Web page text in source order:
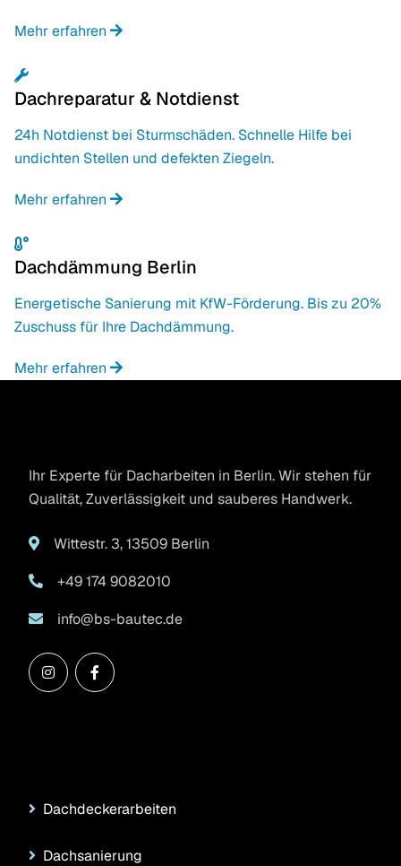
Mehr erfahren
Dachreparatur & Notdienst
24h Notdienst bei Sturmschäden. Schnelle Hilfe bei
undichten Stellen und defekten Ziegeln.
Mehr erfahren
Dachdämmung Berlin
Energetische Sanierung mit KfW-Förderung. Bis zu 20%
Zuschuss für Ihre Dachdämmung.
Mehr erfahren
Ihr Experte für Dacharbeiten in Berlin. Wir stehen für
Qualität, Zuverlässigkeit und sauberes Handwerk.
Wittestr. 3, 13509 Berlin
+49 174 9082010
info@bs-bautec.de
Dachdeckerarbeiten
Dachsanierung